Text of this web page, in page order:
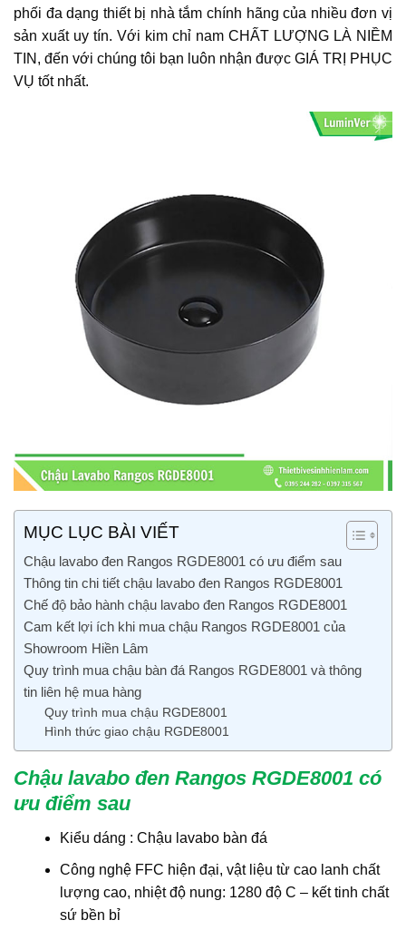
phối đa dạng thiết bị nhà tắm chính hãng của nhiều đơn vị
sản xuất uy tín. Với kim chỉ nam CHẤT LƯỢNG LÀ NIỀM
TIN, đến với chúng tôi bạn luôn nhận được GIÁ TRỊ PHỤC
VỤ tốt nhất.
MỤC LỤC BÀI VIẾT
Chậu lavabo đen Rangos RGDE8001 có ưu điểm sau
Thông tin chi tiết chậu lavabo đen Rangos RGDE8001
Chế độ bảo hành chậu lavabo đen Rangos RGDE8001
Cam kết lợi ích khi mua chậu Rangos RGDE8001 của
Showroom Hiền Lâm
Quy trình mua chậu bàn đá Rangos RGDE8001 và thông
tin liên hệ mua hàng
Quy trình mua chậu RGDE8001
Hình thức giao chậu RGDE8001
Chậu lavabo đen Rangos RGDE8001 có
ưu điểm sau
Kiểu dáng : Chậu lavabo bàn đá
Công nghệ FFC hiện đại, vật liệu từ cao lanh chất
lượng cao, nhiệt độ nung: 1280 độ C – kết tinh chất
sứ bền bỉ